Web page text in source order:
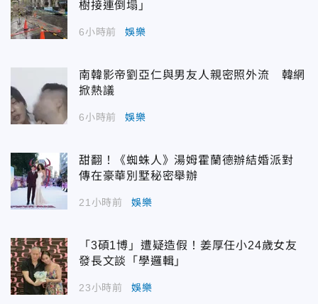
樹接連倒塌」
6小時前 娛樂
南韓影帝劉亞仁與男友人親密照外流 韓網
掀熱議
6小時前 娛樂
甜翻！《蜘蛛人》湯姆霍蘭德辦結婚派對
傳在豪華別墅秘密舉辦
21小時前 娛樂
「3碩1博」遭疑造假！姜厚任小24歲女友
發長文談「學邏輯」
23小時前 娛樂